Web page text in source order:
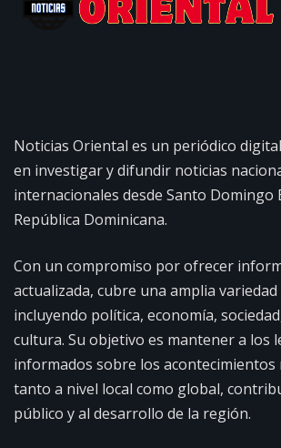
Noticias Oriental es un periódico
en investigar y difundir noticias
internacionales desde Santo Domingo
República Dominicana.
Con un compromiso por ofrecer
actualizada, cubre una amplia variedad
incluyendo política, economía,
cultura. Su objetivo es mantener a los
informados sobre los acontecimientos
tanto a nivel local como global,
público y al desarrollo de la región.